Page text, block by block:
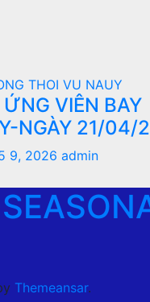
THOI VU NAUY
ỨNG VIÊN BAY
NGÀY 21/04/
9, 2026 admin
Themeansar.